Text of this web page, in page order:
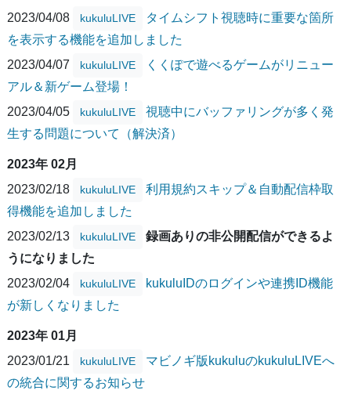
2023/04/08
kukuluLIVE
タイムシフト視聴時に重要な箇所
を表示する機能を追加しました
2023/04/07
kukuluLIVE
くくぽで遊べるゲームがリニュー
アル＆新ゲーム登場！
2023/04/05
kukuluLIVE
視聴中にバッファリングが多く発
生する問題について（解決済）
2023年 02月
2023/02/18
kukuluLIVE
利用規約スキップ＆自動配信枠取
得機能を追加しました
2023/02/13
kukuluLIVE
録画ありの非公開配信ができるよ
うになりました
2023/02/04
kukuluLIVE
kukuluIDのログインや連携ID機能
が新しくなりました
2023年 01月
2023/01/21
kukuluLIVE
マビノギ版kukuluのkukuluLIVEへ
の統合に関するお知らせ